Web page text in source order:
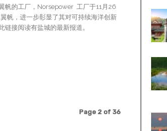
，Norsepower 工厂于11月26
帆，进一步彰显了其对可持续海洋创新
链接阅读有盐城的最新报道。
Page 2 of 36